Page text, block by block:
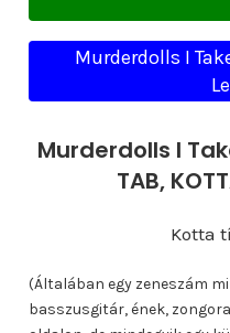
Murderdolls I
Murderdolls I
TAB,
Kotta
(Általában egy zeneszám
basszusgitár, ének,